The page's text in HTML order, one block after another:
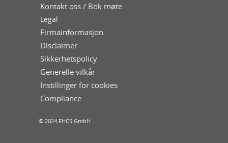
Kontakt oss / Bok møte
Legal
Firmainformasjon
Disclaimer
Sikkerhetspolicy
Generelle vilkår
Instillinger for cookies
Compliance
© 2024 FHCS GmbH